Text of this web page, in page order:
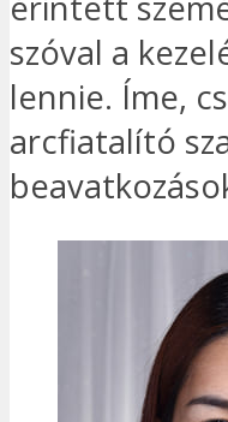
szóval a
lennie. Íme,
arcfiatalító